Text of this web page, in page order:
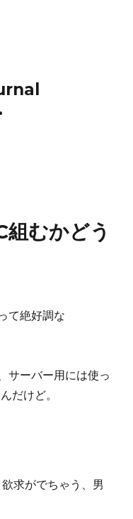
むかどう
て絶好調な
サーバー用には使っ
だけど。
求がでちゃう、男